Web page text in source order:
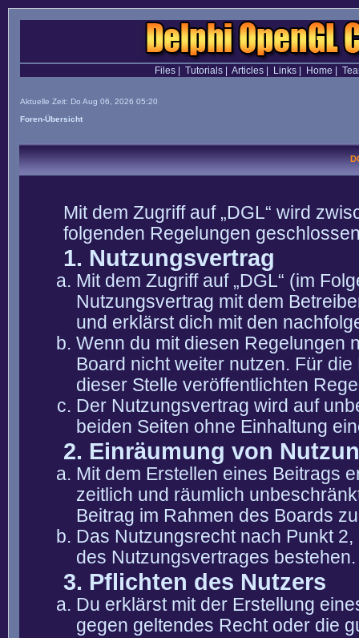
Files| Tutorials| Articles| Links| Home
Aktuelle Zeit: Do Aug 06, 2026 05:20
Foren-Übersicht
Mit dem Zugriff auf „DGL“ wird
folgenden Regelungen
1. Nutzungsvertrag
Mit dem Zugriff auf „DGL“ (im
Nutzungsvertrag mit dem
und erklärst dich mit den
Wenn du mit diesen Regelungen
Board nicht weiter nutzen. Für
dieser Stelle veröffentlichten
Der Nutzungsvertrag wird auf
beiden Seiten ohne Einhaltung
2. Einräumung von
Mit dem Erstellen eines Beitrags
zeitlich und räumlich
Beitrag im Rahmen des Boards
Das Nutzungsrecht nach Punkt
des Nutzungsvertrages bestehen.
3. Pflichten des Nutzers
Du erklärst mit der Erstellung
gegen geltendes Recht oder die